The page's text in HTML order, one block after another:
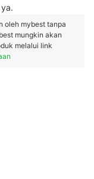
oleh mybest tanpa
mungkin akan
melalui link